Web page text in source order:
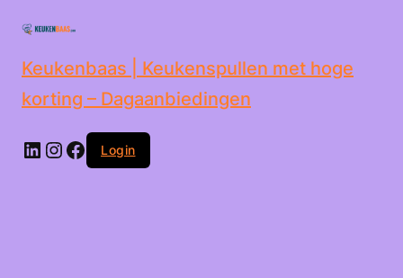
inhoud
Keukenbaas | Keukenspullen met hoge
korting – Dagaanbiedingen
Login